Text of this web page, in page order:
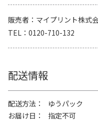
販売者
マイプリント株式
TEL
0120-710-132
配送情報
配送方法
ゆうパック
お届け日
指定不可